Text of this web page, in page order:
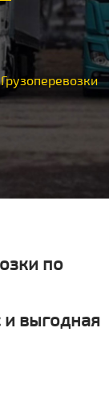
Грузоперевозки
по
выгодная